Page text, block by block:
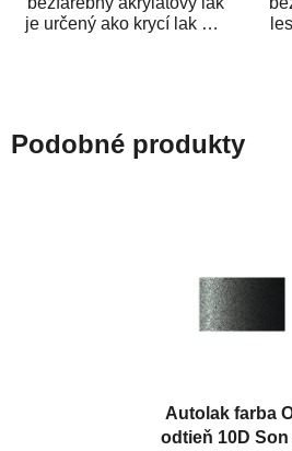
je určený ako krycí lak pre
Podobné produkty
Autolak farba
odtieň 10D Son